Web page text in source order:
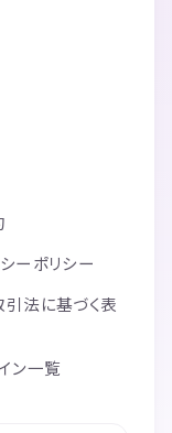
ーポリシー
法に基づく表
ン一覧